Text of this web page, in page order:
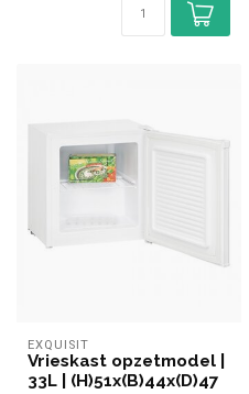
EXQUISIT
Vrieskast opzetmodel |
33L | (H)51x(B)44x(D)47